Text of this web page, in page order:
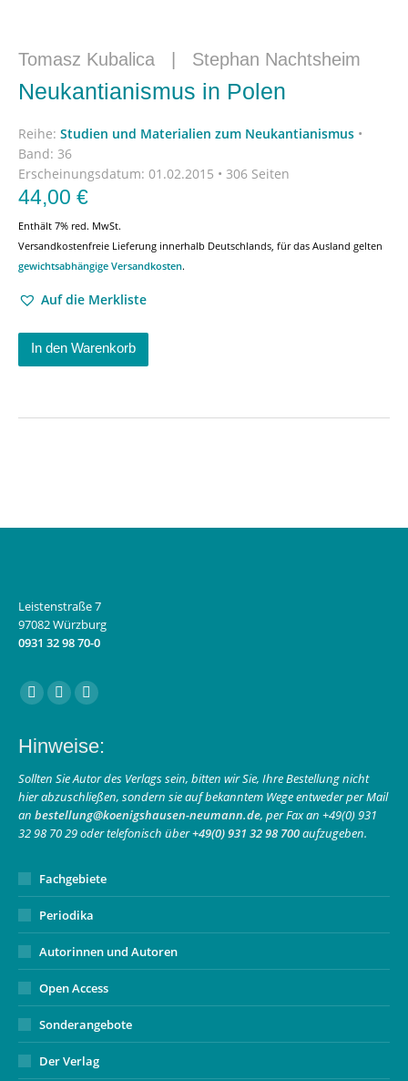
Tomasz Kubalica Stephan Nachtsheim
Neukantianismus in Polen
Reihe: Studien und Materialien zum Neukantianismus •
Band: 36
Erscheinungsdatum: 01.02.2015 • 306 Seiten
44,00 €
Enthält 7% red. MwSt.
Versandkostenfreie Lieferung innerhalb Deutschlands, für das Ausland gelten
gewichtsabhängige Versandkosten.
Auf die Merkliste
In den Warenkorb
Leistenstraße 7
97082 Würzburg
0931 32 98 70-0
Finden Sie uns auf:
Facebook
opens
in
new
window
Instagram
opens
in
new
window
E-
page
opens
in
new
window
Hinweise:
Sollten Sie Autor des Verlags sein, bitten wir Sie, Ihre Bestellung nicht
hier abzuschließen, sondern sie auf bekanntem Wege entweder per Mail
an bestellung@koenigshausen-neumann.de, per Fax an +49(0) 931
32 98 70 29 oder telefonisch über+49(0) 931 32 98 700aufzugeben.
Fachgebiete
Periodika
Autorinnen und Autoren
Open Access
Sonderangebote
Der Verlag